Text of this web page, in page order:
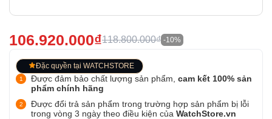
106.920.000₫118.800.000₫ -10%
Đặc quyền tại WATCHSTORE
Được đảm bảo chất lượng sản phẩm, cam kết 100% sản
phẩm chính hãng
Được đổi trả sản phẩm trong trường hợp sản phẩm bị lỗi
trong vòng 3 ngày theo điều kiện của WatchStore.vn